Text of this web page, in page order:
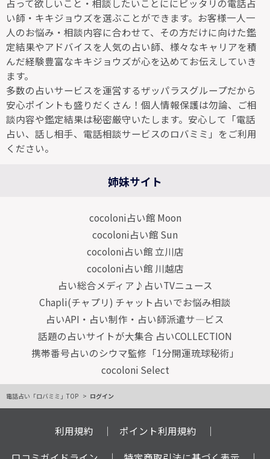
占って欲しいこと・相談したいことににピッタリの電話占
い師・キキジョウズを選ぶことができます。お客様一人一
人のお悩み・相談内容に合わせて、その方だけに向けた鑑
定結果やアドバイスを人気の占い師、様々なキャリアを積
んだ経験豊富なキキジョウズが心を込めてお伝えしていき
ます。
多数の占いサービスを運営するザッパラスグループだから
安心ポイントも盛りだくさん！個人情報保護は勿論、ご相
談内容や鑑定結果は秘密厳守いたします。安心して「電話
占い、話し相手、電話相談サービスのロバミミ」をご利用
ください。
姉妹サイト
cocoloni占い館 Moon
cocoloni占い館 Sun
cocoloni占い館 立川店
cocoloni占い館 川越店
占い総合メディア♪占いTVニュース
Chapli(チャプリ) チャット占いでお悩み相談
占いAPI・占い制作・占い師派遣サ―ビス
話題の占いサイトが大集合 占いCOLLECTION
携帯番号占いのシウマ監修「1分開運琉球秘術」
cocoloni Select
電話占い「ロバミミ」TOP ログイン
利用規約
ポイント利用規約